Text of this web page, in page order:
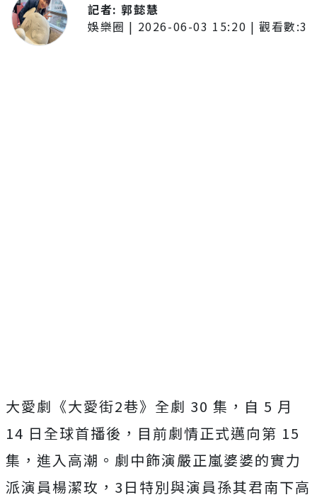
記者:郭懿慧
娛樂圈 | 2026-06-03 15:20 | 觀看數:3
大愛劇《大愛街2巷》全劇 30 集，自 5 月
14 日全球首播後，目前劇情正式邁向第 15
集，進入高潮。劇中飾演嚴正嵐婆婆的實力
派演員楊潔玫， 3 日特別與演員孫其君南下高